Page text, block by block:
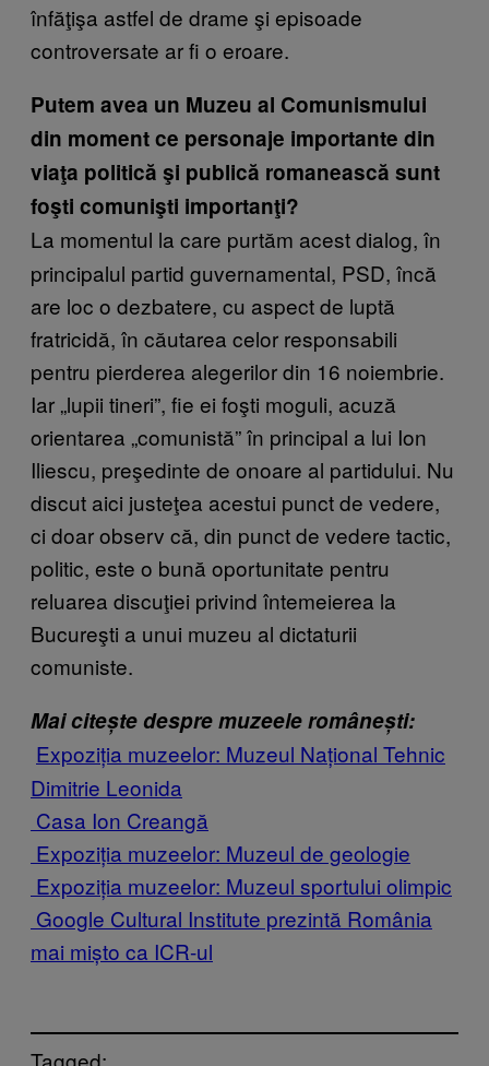
înfăţişa astfel de drame şi episoade
controversate ar fi o eroare.
Putem avea un Muzeu al Comunismului
din moment ce personaje importante din
viaţa politică şi publică romanească sunt
foşti comunişti importanţi?
La momentul la care purtăm acest dialog, în
principalul partid guvernamental, PSD, încă
are loc o dezbatere, cu aspect de luptă
fratricidă, în căutarea celor responsabili
pentru pierderea alegerilor din 16 noiembrie.
Iar „lupii tineri”, fie ei foşti moguli, acuză
orientarea „comunistă” în principal a lui Ion
Iliescu, preşedinte de onoare al partidului. Nu
discut aici justeţea acestui punct de vedere,
ci doar observ că, din punct de vedere tactic,
politic, este o bună oportunitate pentru
reluarea discuţiei privind întemeierea la
Bucureşti a unui muzeu al dictaturii
comuniste.
Mai citește despre muzeele românești:
Expoziția muzeelor: Muzeul Național Tehnic
Dimitrie Leonida
Casa Ion Creangă
Expoziția muzeelor: Muzeul de geologie
Expoziția muzeelor: Muzeul sportului olimpic
Google Cultural Institute prezintă România
mai mișto ca ICR-ul